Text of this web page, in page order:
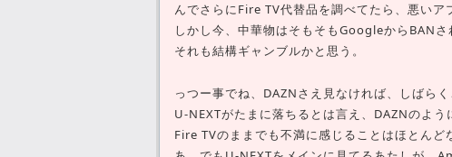
んでさらにFire TV代替品を調べてたら、悪いア
しかし今、中華物はそもそもGoogleからBANさ
それも結構ギャンブルかと思う。
っつー事でね、DAZNさえ見なければ、しばらく
U-NEXTがたまに落ちるとは言え、DAZNのよう
Fire TVのままでも不満に感じることはほとんど